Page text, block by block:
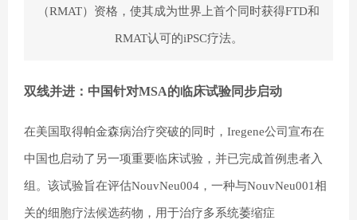
（RMAT）资格，使其成为世界上首个同时获得FTD和
RMAT认可的iPSC疗法。
双线并进：中国针对MSA的临床试验同步启动
在美国取得帕金森病治疗突破的同时，Iregene公司宣布在
中国也启动了另一项重要临床试验，并已完成首例患者入
组。该试验旨在评估NouvNeu004，一种与NouvNeu001相
关的细胞疗法候选药物，用于治疗多系统萎缩症